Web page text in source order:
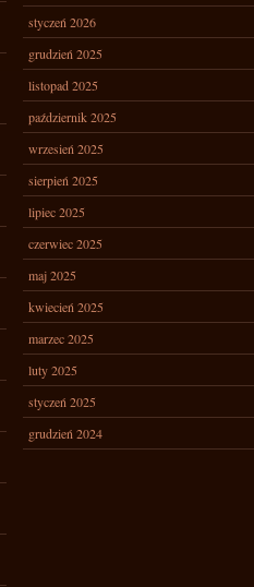
styczeń 2026
grudzień 2025
listopad 2025
październik 2025
wrzesień 2025
sierpień 2025
lipiec 2025
czerwiec 2025
maj 2025
kwiecień 2025
marzec 2025
luty 2025
styczeń 2025
grudzień 2024